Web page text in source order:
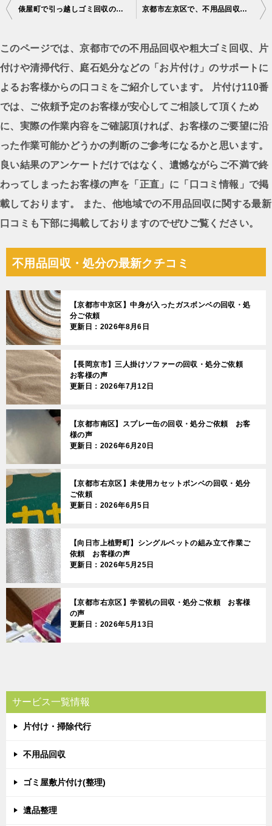
投
ナ
ビ
ゲ
ー
シ
ョ
ン
俵屋町で引っ越しゴミ回収のご依頼 お客様の声 京都市左京区で、不用品回収のご依頼 お客様の声
このページでは、京都市での不用品回収や粗大ゴミ回収、片
付けや清掃代行、庭石処分などの「お片付け」のサポートに
よるお客様からの口コミをご紹介しています。 片付け110番
では、ご依頼予定のお客様が安心してご相談して頂くため
に、実際の作業内容をご確認頂ければ、お客様のご要望に沿
った作業可能かどうかの判断のご参考になるかと思います。
良い結果のアンケートだけではなく、遺憾ながらご不満で終
わってしまったお客様の声を「正直」に「口コミ情報」で掲
載しております。 また、他地域での不用品回収に関する最新
口コミも下部に掲載しておりますのでぜひご覧ください。
不用品回収・処分の最新クチコミ
【京都市中京区】中身が入ったガスボンベの回収・処
分ご依頼
更新日：2026年8月6日
【長岡京市】三人掛けソファーの回収・処分ご依頼
お客様の声
更新日：2026年7月12日
【京都市南区】スプレー缶の回収・処分ご依頼 お客
様の声
更新日：2026年6月20日
【京都市右京区】未使用カセットボンベの回収・処分
ご依頼
更新日：2026年6月5日
【向日市上植野町】シングルベットの組み立て作業ご
依頼 お客様の声
更新日：2026年5月25日
【京都市右京区】学習机の回収・処分ご依頼 お客様
の声
更新日：2026年5月13日
サービス一覧情報
片付け・掃除代行
不用品回収
ゴミ屋敷片付け(整理)
遺品整理